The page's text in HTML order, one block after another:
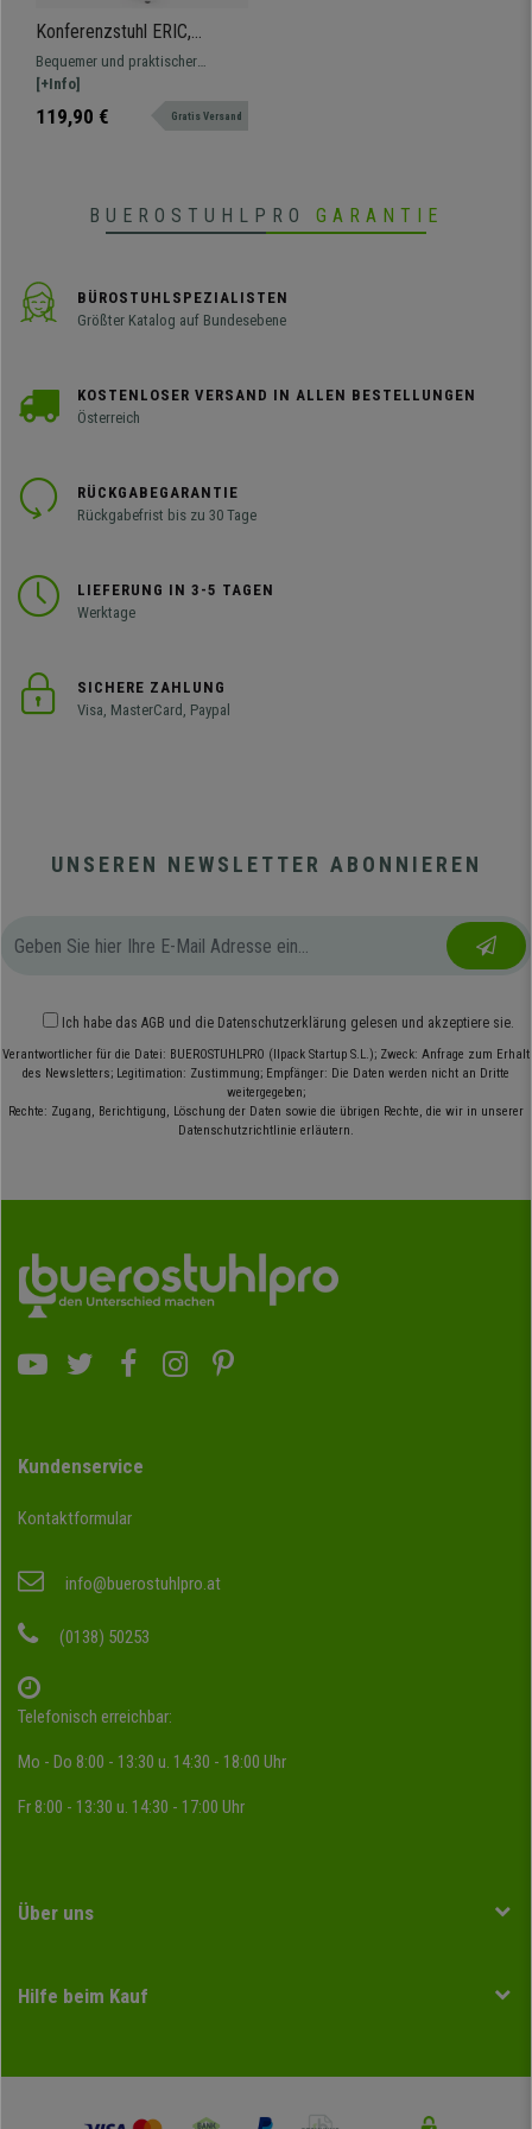
Konferenzstuhl ERIC,
bequem und praktisch,
stapelbar, Farbe Grün
Bequemer und praktischer
Konferenzstuhl, stapelbar, in
verschiedenen Farben erhältlich.
[+Info]
119,90 € Gratis Versand
BUEROSTUHLPRO GARANTIE
BÜROSTUHLSPEZIALISTEN
Größter Katalog auf Bundesebene
KOSTENLOSER VERSAND IN ALLEN BESTELLUNGEN
Österreich
RÜCKGABEGARANTIE
Rückgabefrist bis zu 30 Tage
LIEFERUNG IN 3-5 TAGEN
Werktage
SICHERE ZAHLUNG
Visa, MasterCard, Paypal
UNSEREN NEWSLETTER ABONNIEREN
Ich habe das AGB und die Datenschutzerklärung gelesen und akzeptiere sie.
Verantwortlicher für die Datei: BUEROSTUHLPRO (Ilpack Startup S.L.); Zweck: Anfrage zum Erhalt
des Newsletters; Legitimation: Zustimmung; Empfänger: Die Daten werden nicht an Dritte
weitergegeben;
Rechte: Zugang, Berichtigung, Löschung der Daten sowie die übrigen Rechte, die wir in unserer
Datenschutzrichtlinie erläutern.
Kundenservice
Kontaktformular
info@buerostuhlpro.at
(0138) 50253
Telefonisch erreichbar:
Mo - Do 8:00 - 13:30 u. 14:30 - 18:00 Uhr
Fr 8:00 - 13:30 u. 14:30 - 17:00 Uhr
Über uns
Hilfe beim Kauf